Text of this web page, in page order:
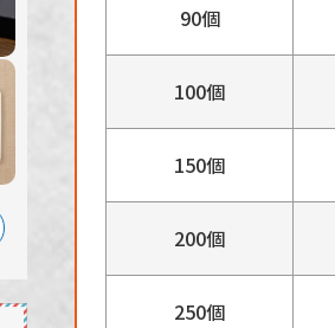
90個
100個
150個
200個
250個